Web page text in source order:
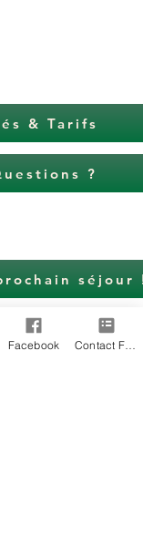
& Tarifs
?
séjour !
Facebook Contact Form